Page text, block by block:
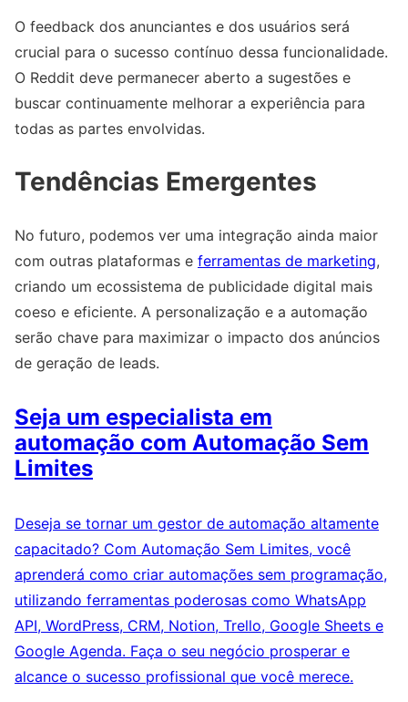
O feedback dos anunciantes e dos usuários será
crucial para o sucesso contínuo dessa funcionalidade.
O Reddit deve permanecer aberto a sugestões e
buscar continuamente melhorar a experiência para
todas as partes envolvidas.
Tendências Emergentes
No futuro, podemos ver uma integração ainda maior
com outras plataformas e ferramentas de marketing,
criando um ecossistema de publicidade digital mais
coeso e eficiente. A personalização e a automação
serão chave para maximizar o impacto dos anúncios
de geração de leads.
Seja um especialista em
automação com Automação Sem
Limites
Deseja se tornar um gestor de automação altamente
capacitado? Com Automação Sem Limites, você
aprenderá como criar automações sem programação,
utilizando ferramentas poderosas como WhatsApp
API, WordPress, CRM, Notion, Trello, Google Sheets e
Google Agenda. Faça o seu negócio prosperar e
alcance o sucesso profissional que você merece.